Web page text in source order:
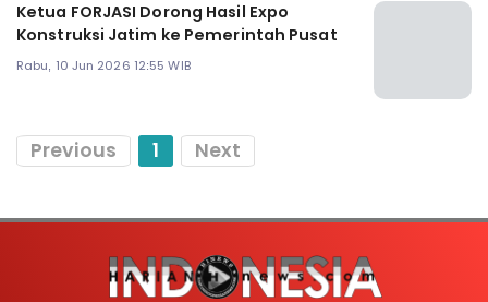
Ketua FORJASI Dorong Hasil Expo
Konstruksi Jatim ke Pemerintah Pusat
Rabu, 10 Jun 2026 12:55 WIB
Previous 1 Next